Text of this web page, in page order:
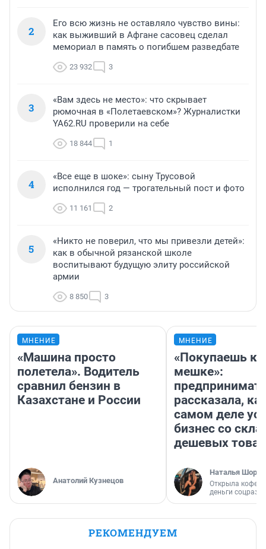
2
Его всю жизнь не оставляло чувство вины:
как выживший в Афгане сасовец сделал
мемориал в память о погибшем разведбате
23 932 3
3
«Вам здесь не место»: что скрывает
рюмочная в «Полетаевском»? Журналистки
YA62.RU проверили на себе
18 844 1
4
«Все еще в шоке»: сыну Трусовой
исполнился год — трогательный пост и фото
11 161 2
5
«Никто не поверил, что мы привезли детей»:
как в обычной рязанской школе
воспитывают будущую элиту российской
армии
8 850 3
МНЕНИЕ
«Машина просто
полетела». Водитель
сравнил бензин в
Казахстане и России
Анатолий Кузнецов
МНЕНИЕ
«Покупаешь
мешке»:
рассказала,
самом деле
бизнес со
дешевых
Наталья
Открыла
деньги
РЕКОМЕНДУЕМ